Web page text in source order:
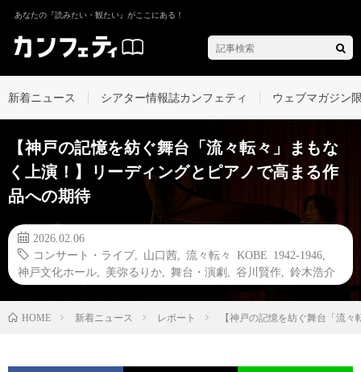
あなたの『読みたい・観たい』がここにある！
新着ニュース シアター情報誌カンフェティ ウェブマガジン
【神戸の記憶を紡ぐ舞台「流々転々」まもな
く上演！】リーディングとピアノで高まる作
品への期待
2026.02.06
コンサート・ライブ
山口茜 流々転々 KOBE 1942-1946
神戸文化ホール
美弥るりか 舞台・演劇 谷川賢作 鈴木浩介
HOME 新着ニュース レポート 【神戸の記憶を紡ぐ舞台「流